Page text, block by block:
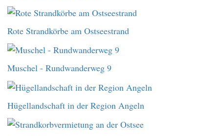
Rote Strandkörbe am Ostseestrand
Muschel - Rundwanderweg 9
Hügellandschaft in der Region Angeln